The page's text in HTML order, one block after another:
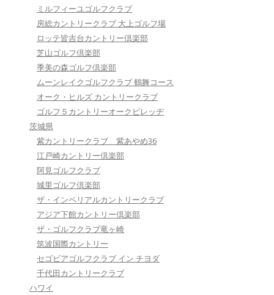
ミルフィーユゴルフクラブ
房総カントリークラブ 大上ゴルフ場
ロッテ皆吉台カントリー倶楽部
芝山ゴルフ倶楽部
季美の森ゴルフ倶楽部
ムーンレイクゴルフクラブ 鶴舞コース
オーク・ヒルズ カントリークラブ
ゴルフ５カントリーオークビレッヂ
茨城県
紫カントリークラブ 紫あやめ36
江戸崎カントリー倶楽部
阿見ゴルフクラブ
城里ゴルフ倶楽部
ザ・インペリアルカントリークラブ
アジア下館カントリー倶楽部
ザ・ゴルフクラブ竜ヶ崎
筑波国際カントリー
セゴビアゴルフクラブ イン チヨダ
千代田カントリークラブ
ハワイ